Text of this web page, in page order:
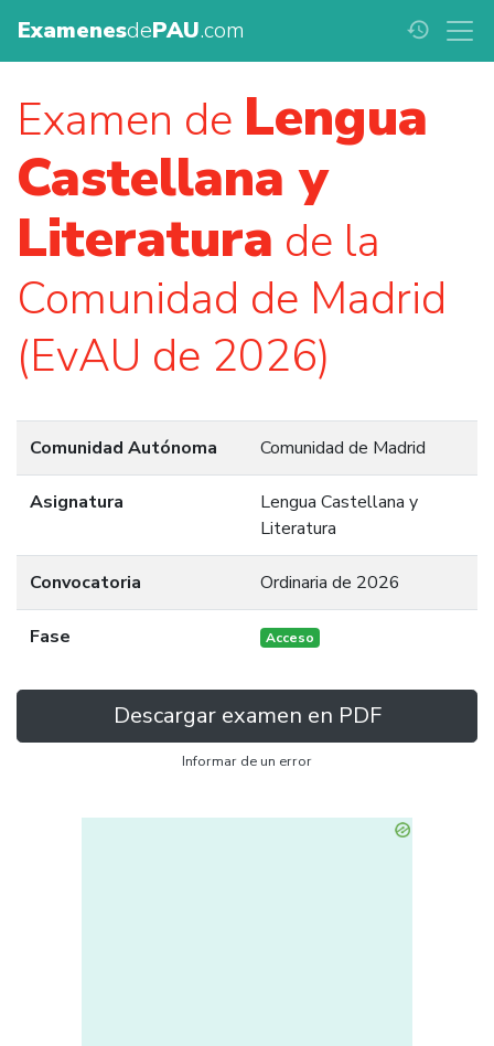
ExamenesdePAU.com history
Examen de Lengua
Castellana y
Literatura de la
Comunidad de Madrid
(EvAU de 2026)
Comunidad Autónoma Comunidad de Madrid
Asignatura
Lengua Castellana y
Literatura
Convocatoria Ordinaria de 2026
Fase Acceso
Descargar examen en PDF
Informar de un error